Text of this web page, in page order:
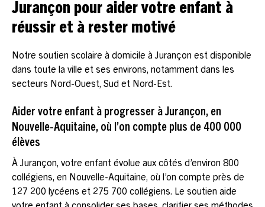
Jurançon pour aider votre enfant à
réussir et à rester motivé
Notre soutien scolaire à domicile à Jurançon est disponible
dans toute la ville et ses environs, notamment dans les
secteurs Nord-Ouest, Sud et Nord-Est.
Aider votre enfant à progresser à Jurançon, en
Nouvelle-Aquitaine, où l’on compte plus de 400 000
élèves
À Jurançon, votre enfant évolue aux côtés d’environ 800
collégiens, en Nouvelle-Aquitaine, où l’on compte près de
127 200 lycéens et 275 700 collégiens. Le soutien aide